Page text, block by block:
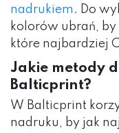
nadrukiem . Do
kolorów ubrań, by
które najbardziej
Jakie metody
Balticprint?
W Balticprint
nadruku, by jak